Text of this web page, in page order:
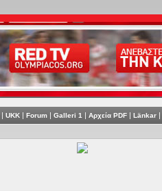
| UKK | Forum | Galleri 1 | Αρχεία PDF | Länkar |